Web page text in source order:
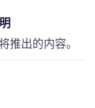
出的内容。